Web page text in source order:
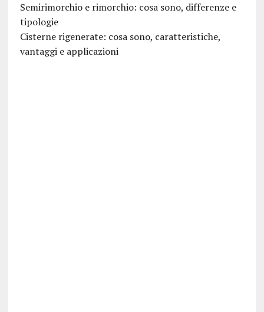
Semirimorchio e rimorchio: cosa sono, differenze e
tipologie
Cisterne rigenerate: cosa sono, caratteristiche,
vantaggi e applicazioni